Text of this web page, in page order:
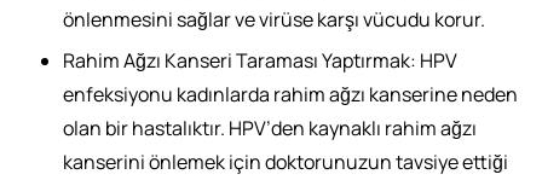
önlenmesini sağlar ve virüse karşı vücudu korur.
Rahim Ağzı Kanseri Taraması Yaptırmak: HPV
enfeksiyonu kadınlarda rahim ağzı kanserine neden
olan bir hastalıktır. HPV’den kaynaklı rahim ağzı
kanserini önlemek için doktorunuzun tavsiye ettiği